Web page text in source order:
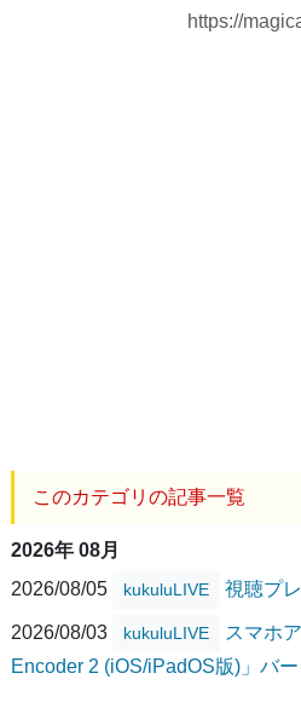
https://
このカテゴリの記事一覧
2026年 08月
2026/08/05
kukuluLIVE 視聴プ
2026/08/03 kukuluLIVE
スマホ
Encoder 2 (iOS/iPadOS版)」バ